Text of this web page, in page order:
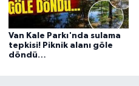
Van Kale Parkı'nda sulama
tepkisi! Piknik alanı göle
döndü…